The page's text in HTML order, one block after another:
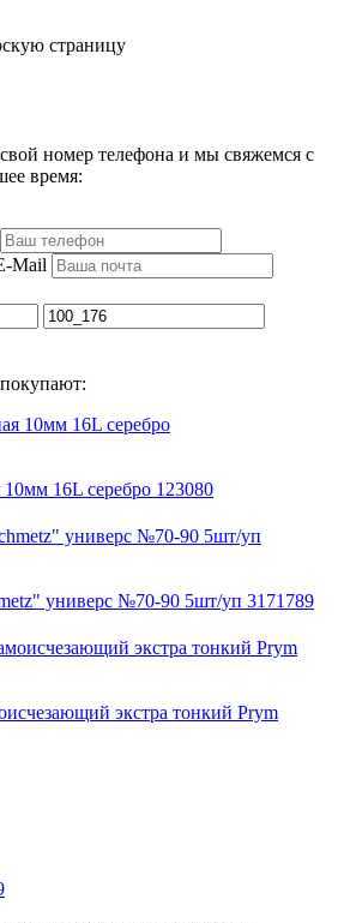
страницу
номер телефона и мы свяжемся с
время:
Mail
16L серебро 123080
универс №70-90 5шт/уп 3171789
экстра тонкий Prym